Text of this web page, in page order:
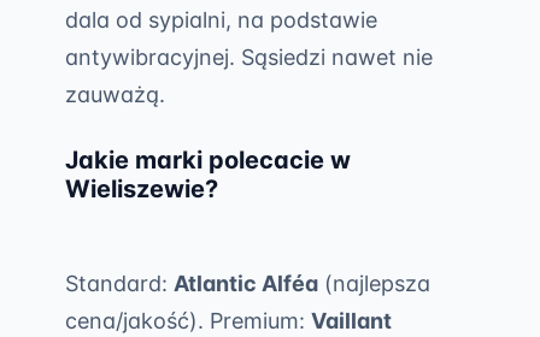
dala od sypialni, na podstawie
antywibracyjnej. Sąsiedzi nawet nie
zauważą.
Jakie marki polecacie w
Wieliszewie?
Standard: Atlantic Alféa (najlepsza
cena/jakość). Premium: Vaillant